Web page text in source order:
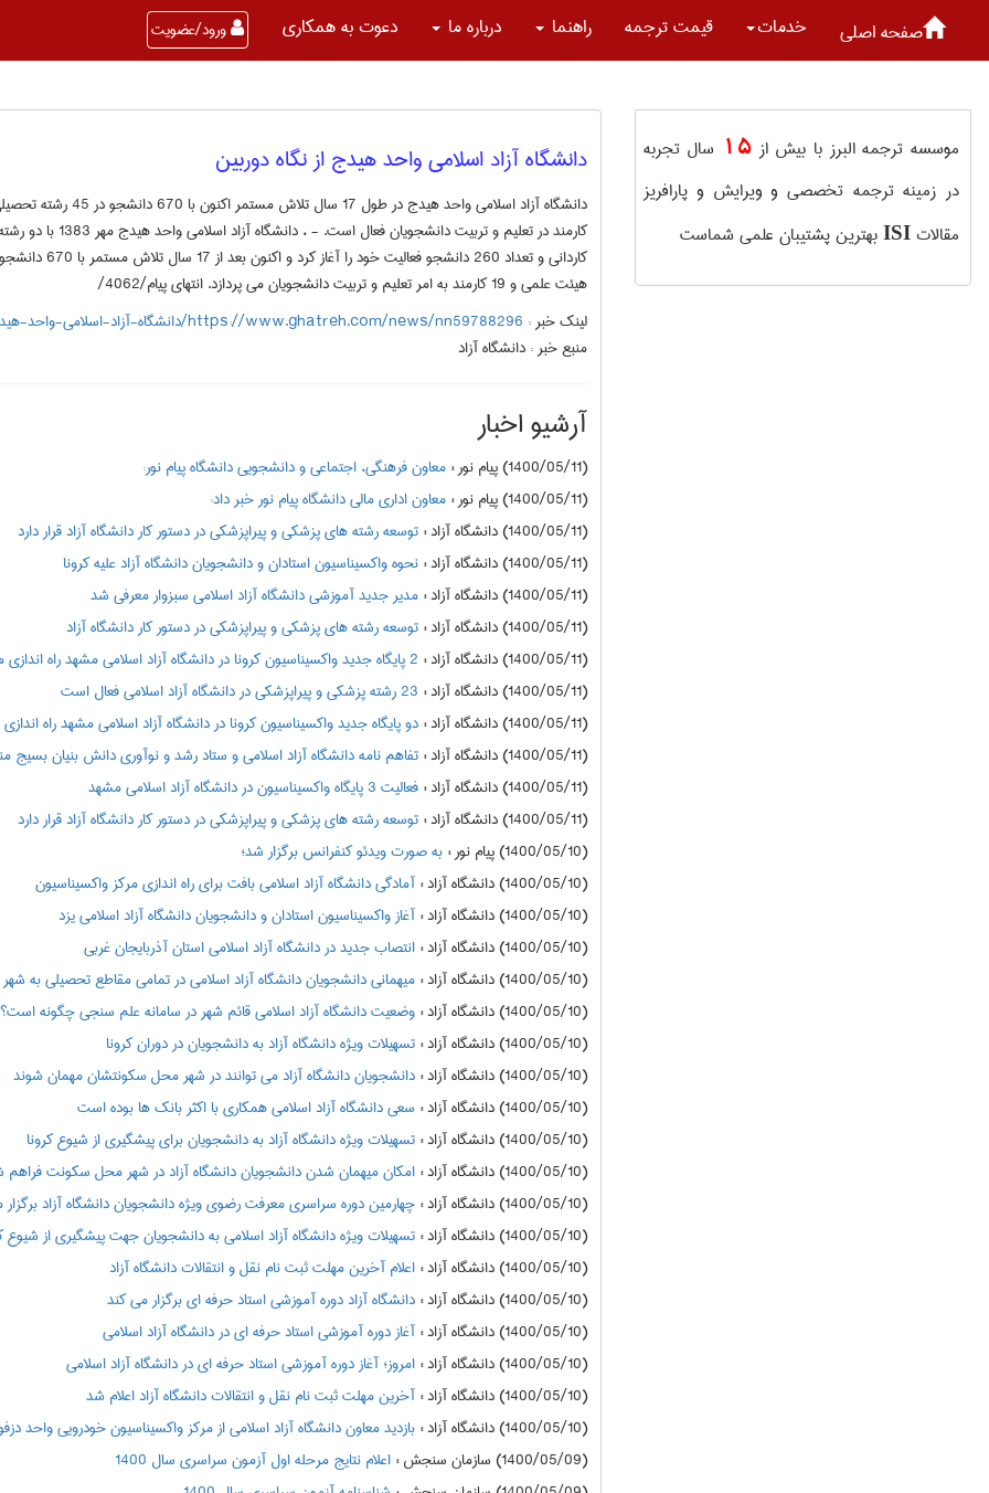
صفحه اصلی خدمات قیمت ترجمه راهنما درباره ما دعوت به همکاری ورود/عضویت
دانشگاه آزاد اسلامی واحد هیدج از نگاه دوربین
کارمند در تعلیم و تربیت
هیئت علمی و 19 کارمند به امر تعلیم و تربیت دانشجویان می پردازد. انتهای پیام/4062/
لینک خبر : https://www.ghatreh.com/news/nn59788296/دانشگاه-آزاد-اسلامی-واحد-هیدج-از-نگاه-دوربین
منبع خبر :دانشگاه آزاد
آرشیو اخبار
(1400/05/11) پیام نور : معاون فرهنگی، اجتماعی و دانشجویی دانشگاه پیام نور:
(1400/05/11) پیام نور
: معاون اداری مالی دانشگاه پیام نور خبر داد:
(1400/05/11) دانشگاه آزاد
: توسعه رشته های پزشکی و پیراپزشکی در دستور کار دانشگاه آزاد قرار دارد
(1400/05/11) دانشگاه آزاد
: نحوه واکسیناسیون استادان و دانشجویان دانشگاه آزاد علیه کرونا
(1400/05/11) دانشگاه آزاد
: مدیر جدید آموزشی دانشگاه آزاد اسلامی سبزوار معرفی شد
(1400/05/11) دانشگاه آزاد
: توسعه رشته های پزشکی و پیراپزشکی در دستور کار دانشگاه آزاد
(1400/05/11) دانشگاه آزاد
: 2 پایگاه جدید واکسیناسیون کرونا در دانشگاه آزاد اسلامی مشهد راه اندازی می شود
(1400/05/11) دانشگاه آزاد
: 23 رشته پزشکی و پیراپزشکی در دانشگاه آزاد اسلامی فعال است
(1400/05/11) دانشگاه آزاد
: دو پایگاه جدید واکسیناسیون کرونا در دانشگاه آزاد اسلامی مشهد راه
(1400/05/11) دانشگاه آزاد
: تفاهم نامه دانشگاه آزاد اسلامی و ستاد رشد و نوآوری دانش بنیان بسیج
(1400/05/11) دانشگاه آزاد
: فعالیت 3 پایگاه واکسیناسیون در دانشگاه آزاد اسلامی مشهد
(1400/05/11) دانشگاه آزاد
: توسعه رشته های پزشکی و پیراپزشکی در دستور کار دانشگاه آزاد قرار دارد
(1400/05/10) پیام نور
: به صورت ویدئو کنفرانس برگزار شد؛
(1400/05/10) دانشگاه آزاد
: آمادگی دانشگاه آزاد اسلامی بافت برای راه اندازی مرکز واکسیناسیون
(1400/05/10) دانشگاه آزاد
: آغاز واکسیناسیون استادان و دانشجویان دانشگاه آزاد اسلامی یزد
(1400/05/10) دانشگاه آزاد
: انتصاب جدید در دانشگاه آزاد اسلامی استان آذربایجان غربی
(1400/05/10) دانشگاه آزاد
: میهمانی دانشجویان دانشگاه آزاد اسلامی در تمامی مقاطع تحصیلی به شهر محل
(1400/05/10) دانشگاه آزاد
: وضعیت دانشگاه آزاد اسلامی قائم شهر در سامانه علم سنجی چگونه است؟
(1400/05/10) دانشگاه آزاد
: تسهیلات ویژه دانشگاه آزاد به دانشجویان در دوران کرونا
(1400/05/10) دانشگاه آزاد
: دانشجویان دانشگاه آزاد می توانند در شهر محل سکونتشان مهمان شوند
(1400/05/10) دانشگاه آزاد
: سعی دانشگاه آزاد اسلامی همکاری با اکثر بانک ها بوده است
(1400/05/10) دانشگاه آزاد
: تسهیلات ویژه دانشگاه آزاد به دانشجویان برای پیشگیری از شیوع کرونا
(1400/05/10) دانشگاه آزاد
: امکان میهمان شدن دانشجویان دانشگاه آزاد در شهر محل سکونت
(1400/05/10) دانشگاه آزاد
: چهارمین دوره سراسری معرفت رضوی ویژه دانشجویان دانشگاه آزاد
(1400/05/10) دانشگاه آزاد
: تسهیلات ویژه دانشگاه آزاد اسلامی به دانشجویان جهت پیشگیری از شیوع
(1400/05/10) دانشگاه آزاد
: اعلام آخرین مهلت ثبت نام نقل و انتقالات دانشگاه آزاد
(1400/05/10) دانشگاه آزاد
: دانشگاه آزاد دوره آموزشی استاد حرفه ای برگزار می کند
(1400/05/10) دانشگاه آزاد
: آغاز دوره آموزشی استاد حرفه ای در دانشگاه آزاد اسلامی
(1400/05/10) دانشگاه آزاد
: امروز؛ آغاز دوره آموزشی استاد حرفه ای در دانشگاه آزاد اسلامی
(1400/05/10) دانشگاه آزاد
: آخرین مهلت ثبت نام نقل و انتقالات دانشگاه آزاد اعلام شد
(1400/05/10) دانشگاه آزاد
: بازدید معاون دانشگاه آزاد اسلامی از مرکز واکسیناسیون خودرویی واحد
(1400/05/09) سازمان سنجش
: اعلام نتايج مرحله اول آزمون سراسري سال 1400
موسسه ترجمه البرز با بیش از15 سال تجربه
در زمینه ترجمه تخصصی و ویرایش و پارافریز
مقالات ISI بهترین پشتیبان علمی شماست